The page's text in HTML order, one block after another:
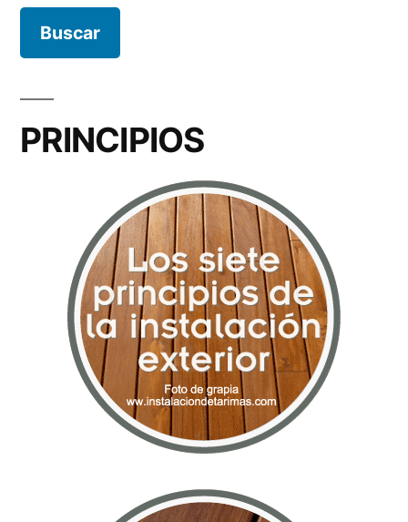
PRINCIPIOS